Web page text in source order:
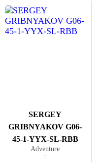
SERGEY
GRIBNYAKOV G06-
45-1-YYX-SL-RBB
Adventure